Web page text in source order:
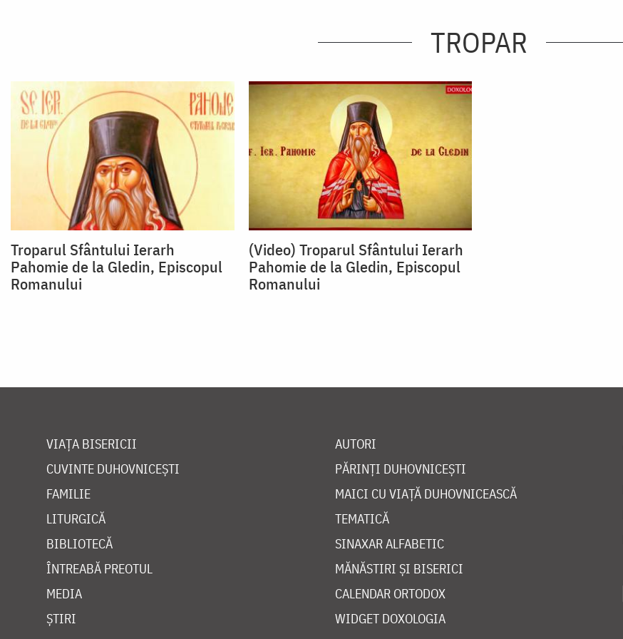
TROPAR
Troparul Sfântului Ierarh
Pahomie de la Gledin, Episcopul
Romanului
(Video) Troparul Sfântului Ierarh
Pahomie de la Gledin, Episcopul
Romanului
VIAȚA BISERICII
CUVINTE DUHOVNICEȘTI
FAMILIE
LITURGICĂ
BIBLIOTECĂ
ÎNTREABĂ PREOTUL
MEDIA
ȘTIRI
AUTORI
PĂRINȚI DUHOVNICEȘTI
MAICI CU VIAȚĂ DUHOVNICEASCĂ
TEMATICĂ
SINAXAR ALFABETIC
MĂNĂSTIRI ȘI BISERICI
CALENDAR ORTODOX
WIDGET DOXOLOGIA